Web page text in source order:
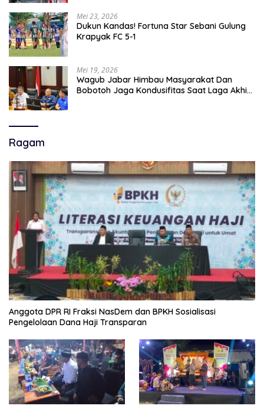
Mei 23, 2026
Dukun Kandas! Fortuna Star Sebani Gulung
Krapyak FC 5-1
Mei 19, 2026
Wagub Jabar Himbau Masyarakat Dan
Bobotoh Jaga Kondusifitas Saat Laga Akhir
Ragam
Anggota DPR RI Fraksi NasDem dan BPKH Sosialisasi
Pengelolaan Dana Haji Transparan